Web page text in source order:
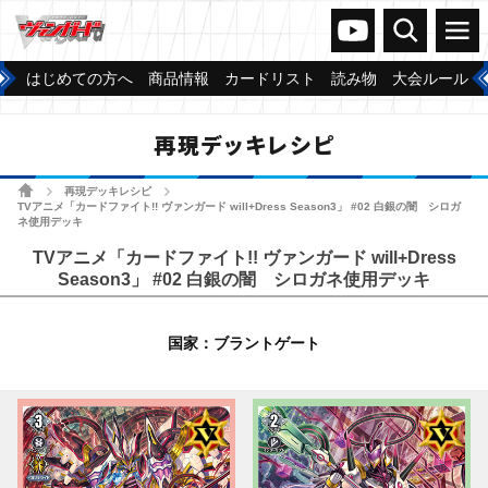
ヴァンガードch
検索 メニュー
はじめての方へ 商品情報 カードリスト 読み物 大会ルール
再現デッキレシピ
ホーム再現デッキレシピ
TVアニメ「カードファイト!! ヴァンガード will+Dress Season3」 #02 白銀の闇 シロガ
ネ使用デッキ
TVアニメ「カードファイト!! ヴァンガード will+Dress
Season3」 #02 白銀の闇 シロガネ使用デッキ
国家：ブラントゲート